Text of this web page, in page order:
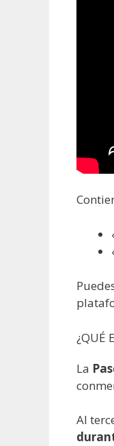
¿QUÉ
La
Al